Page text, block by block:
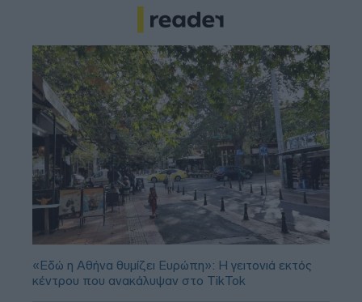
«Εδώ η Αθήνα θυμίζει Ευρώπη»: H γειτονιά εκτός
κέντρου που ανακάλυψαν στο TikTok